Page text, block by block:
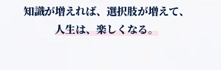
知識が増えれば、選択肢が増えて、
人生は、楽しくなる。